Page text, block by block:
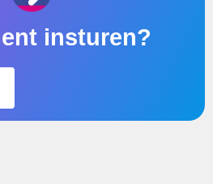
insturen?